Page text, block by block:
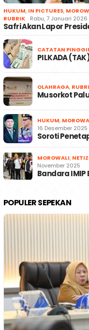
HUKUM, IN PICTURES,
RUBRIK
Rabu, 7 Januari 2026
Safri Akan Lapor
CATATAN
PILKADA
OLAHRAGA,
Musorkot
HUKUM,
16 Desember 2025
Soroti
MOROWALI,
November 2025
Bandara IMIP
POPULER SEPEKAN